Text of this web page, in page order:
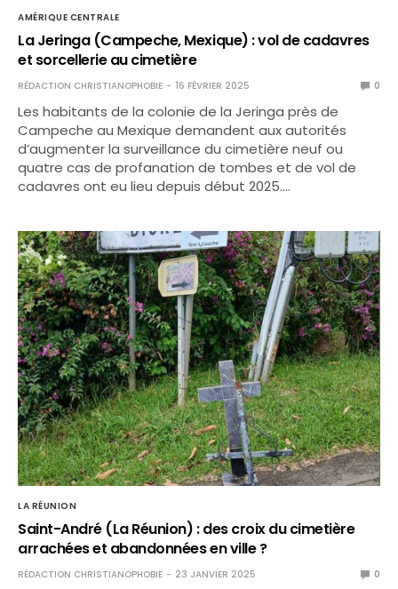
AMÉRIQUE CENTRALE
La Jeringa (Campeche, Mexique) : vol de cadavres
et sorcellerie au cimetière
RÉDACTION CHRISTIANOPHOBIE 16 FÉVRIER 2025 0
Les habitants de la colonie de la Jeringa près de
Campeche au Mexique demandent aux autorités
d’augmenter la surveillance du cimetière neuf ou
quatre cas de profanation de tombes et de vol de
cadavres ont eu lieu depuis début 2025.…
LA RÉUNION
Saint-André (La Réunion) : des croix du cimetière
arrachées et abandonnées en ville ?
RÉDACTION CHRISTIANOPHOBIE 23 JANVIER 2025 0